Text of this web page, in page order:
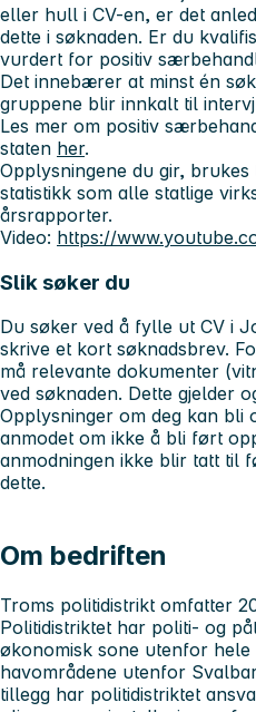
eller hull i CV-en, er det
dette i søknaden. Er du
vurdert for positiv
Det innebærer at minst én
gruppene blir innkalt til
Les mer om positiv
staten her.
Opplysningene du gir,
statistikk som alle statlige
årsrapporter.
Video: https://
Slik søker du
Du søker ved å fylle ut CV i
skrive et kort søknadsbrev.
må relevante dokumenter
ved søknaden. Dette gjelder
Opplysninger om deg kan bli
anmodet om ikke å bli ført
anmodningen ikke blir tatt til
dette.
Om bedriften
Troms politidistrikt omfatter
Politidistriktet har politi- og
økonomisk sone utenfor
havområdene utenfor
tillegg har politidistriktet